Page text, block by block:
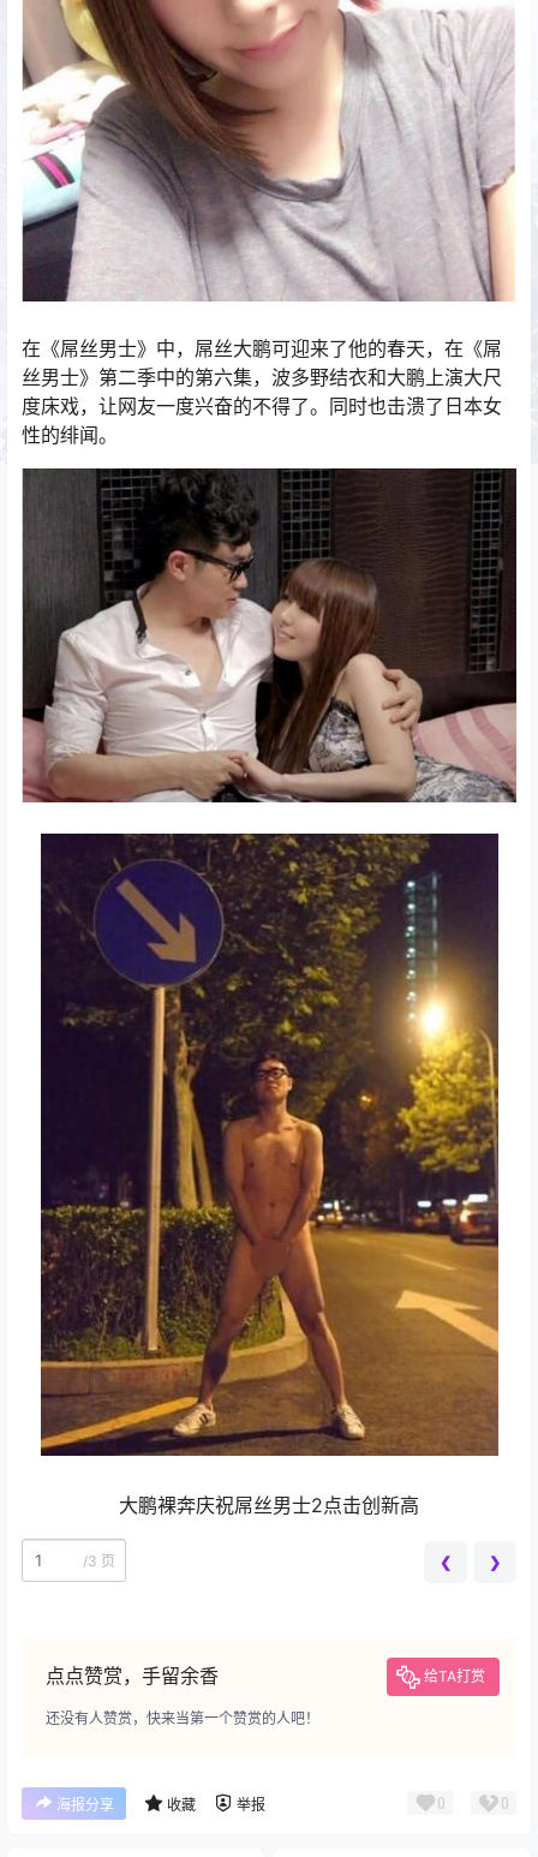
在《屌丝男士》中，屌丝大鹏可迎来了他的春天，在《屌
丝男士》第二季中的第六集，波多野结衣和大鹏上演大尺
度床戏，让网友一度兴奋的不得了。同时也击溃了日本女
性的绯闻。
大鹏裸奔庆祝屌丝男士2点击创新高
/3 页 ❮ ❯
点点赞赏，手留余香 给TA打赏
还没有人赞赏，快来当第一个赞赏的人吧！
海报分享 收藏 举报 0 0